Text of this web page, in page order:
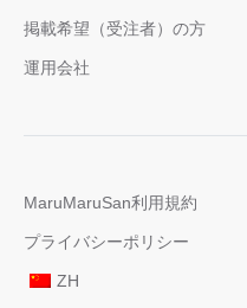
掲載希望（受注者）の方
運用会社
MaruMaruSan利用規約
プライバシーポリシー
ZH